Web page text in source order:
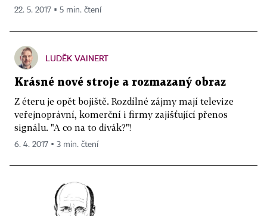
22. 5. 2017 ▪ 5 min. čtení
LUDĚK VAINERT
Krásné nové stroje a rozmazaný obraz
Z éteru je opět bojiště. Rozdílné zájmy mají televize
veřejnoprávní, komerční i firmy zajišťující přenos
signálu. "A co na to divák?"!
6. 4. 2017 ▪ 3 min. čtení